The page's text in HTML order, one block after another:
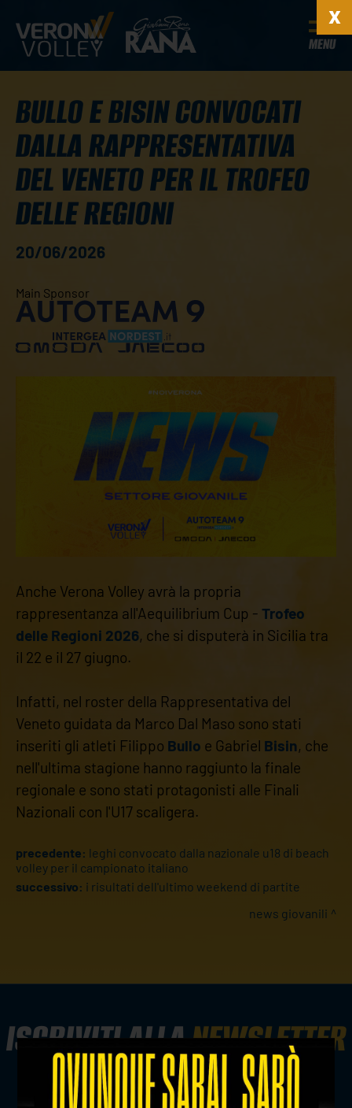
MENU
BULLO E BISIN CONVOCATI
DALLA RAPPRESENTATIVA
DEL VENETO PER IL TROFEO
DELLE REGIONI
20/06/2026
Main Sponsor
Anche Verona Volley avrà la propria
rappresentanza all'Aequilibrium Cup - Trofeo
delle Regioni 2026, che si disputerà in Sicilia tra
il 22 e il 27 giugno.
Infatti, nel roster della Rappresentativa del
Veneto guidata da Marco Dal Maso sono stati
inseriti gli atleti Filippo Bullo e Gabriel Bisin, che
nell'ultima stagione hanno raggiunto la finale
regionale e sono stati protagonisti alle Finali
Nazionali con l'U17 scaligera.
precedente: leghi convocato dalla nazionale u18 di beach
volley per il campionato italiano
successivo: i risultati dell'ultimo weekend di partite
news giovanili
ISCRIVITI ALLANEWSLETTER
ISCRIVITI ORA